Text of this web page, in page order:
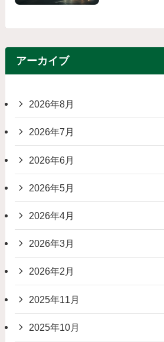
アーカイブ
2026年8月
2026年7月
2026年6月
2026年5月
2026年4月
2026年3月
2026年2月
2025年11月
2025年10月